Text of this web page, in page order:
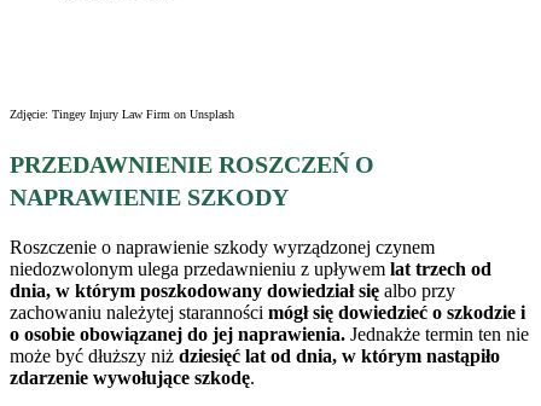
Zdjęcie: Tingey Injury Law Firm on Unsplash
PRZEDAWNIENIE ROSZCZEŃ O
NAPRAWIENIE SZKODY
Roszczenie o naprawienie szkody wyrządzonej czynem
niedozwolonym ulega przedawnieniu z upływem lat trzech od
dnia, w którym poszkodowany dowiedział się albo przy
zachowaniu należytej staranności mógł się dowiedzieć o szkodzie i
o osobie obowiązanej do jej naprawienia. Jednakże termin ten nie
może być dłuższy niż dziesięć lat od dnia, w którym nastąpiło
zdarzenie wywołujące szkodę.